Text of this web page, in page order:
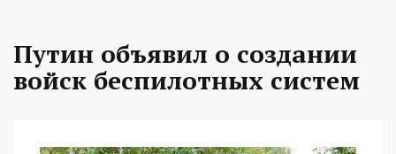
Путин объявил о создании
войск беспилотных систем